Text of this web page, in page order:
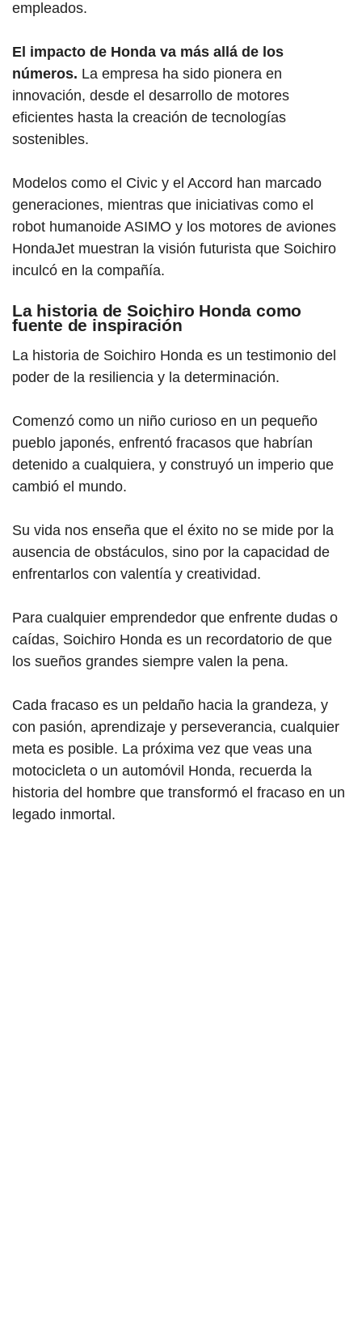
empleados.
El impacto de Honda va más allá de los
números. La empresa ha sido pionera en
innovación, desde el desarrollo de motores
eficientes hasta la creación de tecnologías
sostenibles.
Modelos como el Civic y el Accord han marcado
generaciones, mientras que iniciativas como el
robot humanoide ASIMO y los motores de aviones
HondaJet muestran la visión futurista que Soichiro
inculcó en la compañía.
La historia de Soichiro Honda como
fuente de inspiración
La historia de Soichiro Honda es un testimonio del
poder de la resiliencia y la determinación.
Comenzó como un niño curioso en un pequeño
pueblo japonés, enfrentó fracasos que habrían
detenido a cualquiera, y construyó un imperio que
cambió el mundo.
Su vida nos enseña que el éxito no se mide por la
ausencia de obstáculos, sino por la capacidad de
enfrentarlos con valentía y creatividad.
Para cualquier emprendedor que enfrente dudas o
caídas, Soichiro Honda es un recordatorio de que
los sueños grandes siempre valen la pena.
Cada fracaso es un peldaño hacia la grandeza, y
con pasión, aprendizaje y perseverancia, cualquier
meta es posible. La próxima vez que veas una
motocicleta o un automóvil Honda, recuerda la
historia del hombre que transformó el fracaso en un
legado inmortal.